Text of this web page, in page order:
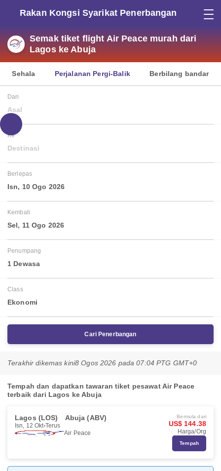
Rakan Kongsi Syarikat Penerbangan
Semak tiket flight Air Peace murah dari
Lagos ke Abuja
Sehala Perjalanan Pergi-Balik Berbilang bandar
Dari
Asal
Ke
Destinasi
Berlepas
Isn, 10 Ogo 2026
Kembali
Sel, 11 Ogo 2026
Penumpang
1 Dewasa
Class
Ekonomi
Cari Penerbangan
Terakhir dikemas kini8 Ogos 2026 pada 07:04 PTG GMT+0
Tempah dan dapatkan tawaran tiket pesawat Air Peace
terbaik dari Lagos ke Abuja
Lagos (LOS) Abuja (ABV)
Isn, 12 Okt Terus
Air Peace
Bermula dari
US$ 144.38
Harga/Org
Tempah